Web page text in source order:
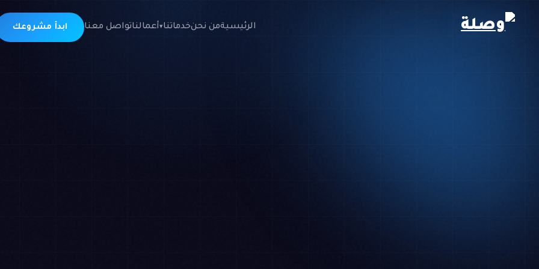
الرئيسيةمن نحنخدماتنا▾أعمالناتواصل معنا ابدأ مشروعك